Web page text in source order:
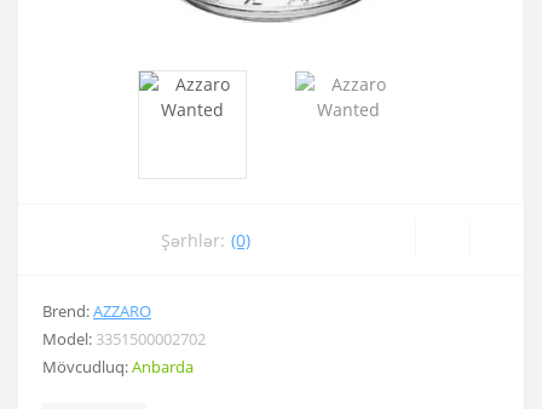
Şərhlər: (0)
Brend:AZZARO
Model: 3351500002702
Mövcudluq:Anbarda